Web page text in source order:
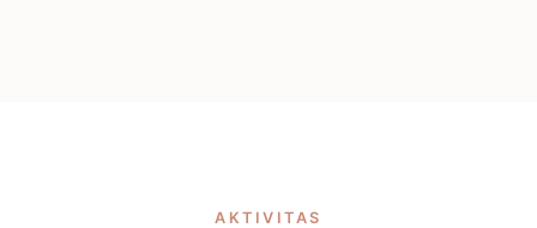
AKTIVITAS